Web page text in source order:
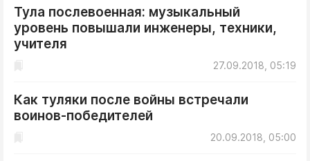
Тула послевоенная: музыкальный
уровень повышали инженеры, техники,
учителя
27.09.2018, 05:19
Как туляки после войны встречали
воинов-победителей
20.09.2018, 05:00